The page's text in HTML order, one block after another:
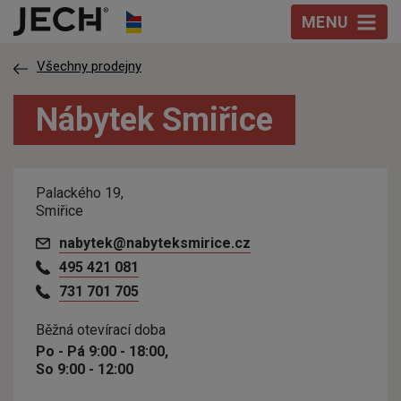
Přeskočit na obsah
MENU
Všechny prodejny
Nábytek Smiřice
Palackého 19,
Smiřice
nabytek@nabyteksmirice.cz
495 421 081
731 701 705
Běžná otevírací doba
Po - Pá 9:00 - 18:00,
So 9:00 - 12:00